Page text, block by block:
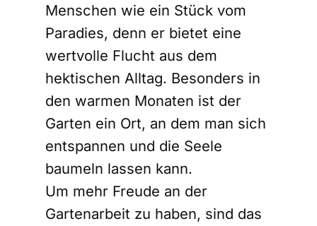
Menschen wie ein Stück vom
Paradies, denn er bietet eine
wertvolle Flucht aus dem
hektischen Alltag. Besonders in
den warmen Monaten ist der
Garten ein Ort, an dem man sich
entspannen und die Seele
baumeln lassen kann.
Um mehr Freude an der
Gartenarbeit zu haben, sind das